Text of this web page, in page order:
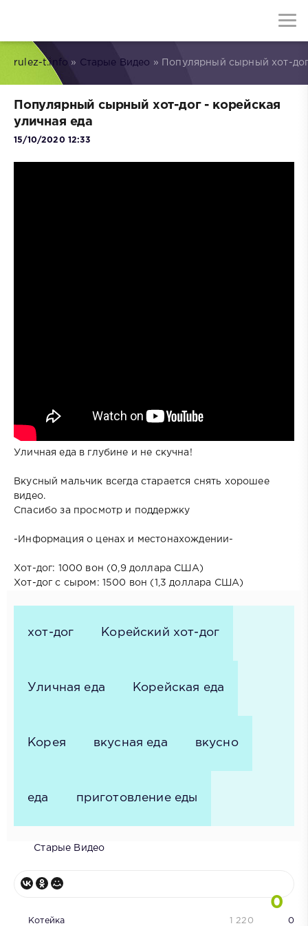
rulez-t.info » Старые Видео » Популярный сырный хот-
Популярный сырный хот-дог - корейская
уличная еда
15/10/2020 12:33
Уличная еда в глубине и не скучна!
Вкусный мальчик всегда старается снять хорошее
видео.
Спасибо за просмотр и поддержку
-Информация о ценах и местонахождении-
Хот-дог: 1000 вон (0,9 доллара США)
Хот-дог с сыром: 1500 вон (1,3 доллара США)
хот-дог Корейский хот-дог
Уличная еда Корейская еда
Корея вкусная еда вкусно
еда приготовление еды
Старые Видео
0
Котейка 0
1 220